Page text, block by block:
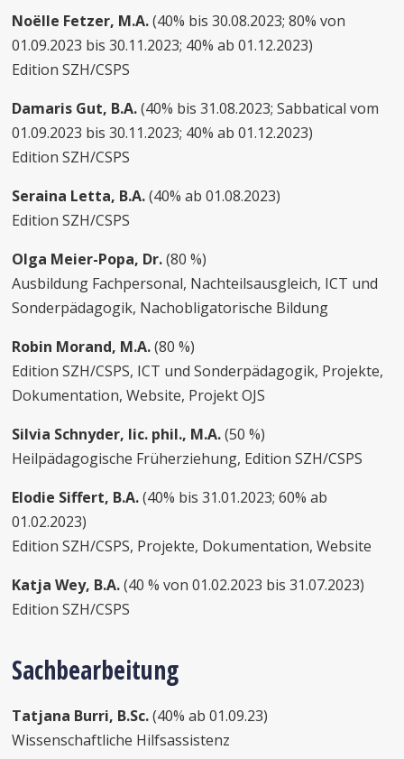
Noëlle Fetzer, M.A.(40% bis 30.08.2023; 80% von
01.09.2023 bis 30.11.2023; 40% ab 01.12.2023)
Edition SZH/CSPS
Damaris Gut, B.A.(40% bis 31.08.2023; Sabbatical vom
01.09.2023 bis 30.11.2023; 40% ab 01.12.2023)
Edition SZH/CSPS
Seraina Letta, B.A.(40% ab 01.08.2023)
Edition SZH/CSPS
Olga Meier-Popa, Dr.(80 %)
Ausbildung Fachpersonal, Nachteilsausgleich, ICT und
Sonderpädagogik, Nachobligatorische Bildung
Robin Morand, M.A.(80 %)
Edition SZH/CSPS, ICT und Sonderpädagogik, Projekte,
Dokumentation, Website, Projekt OJS
Silvia Schnyder, lic. phil., M.A.(50 %)
Heilpädagogische Früherziehung, Edition SZH/CSPS
Elodie Siffert, B.A.(40% bis 31.01.2023; 60% ab
01.02.2023)
Edition SZH/CSPS, Projekte, Dokumentation, Website
Katja Wey, B.A.(40 % von 01.02.2023 bis 31.07.2023)
Edition SZH/CSPS
Sachbearbeitung
Tatjana Burri, B.Sc.(40% ab 01.09.23)
Wissenschaftliche Hilfsassistenz